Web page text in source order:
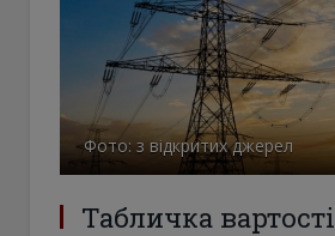
Фото: з відкритих джерел
Табличка вартості